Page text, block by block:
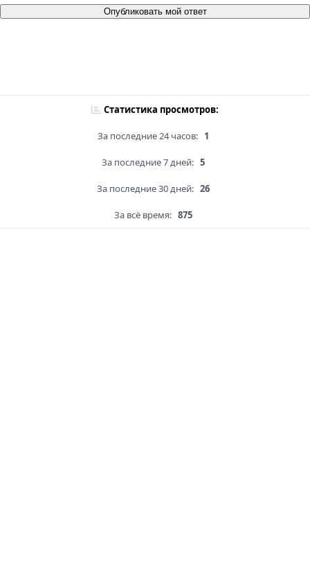
Опубликовать мой ответ
Статистика просмотров:
За последние 24 часов: 1
За последние 7 дней: 5
За последние 30 дней: 26
За всё время: 875